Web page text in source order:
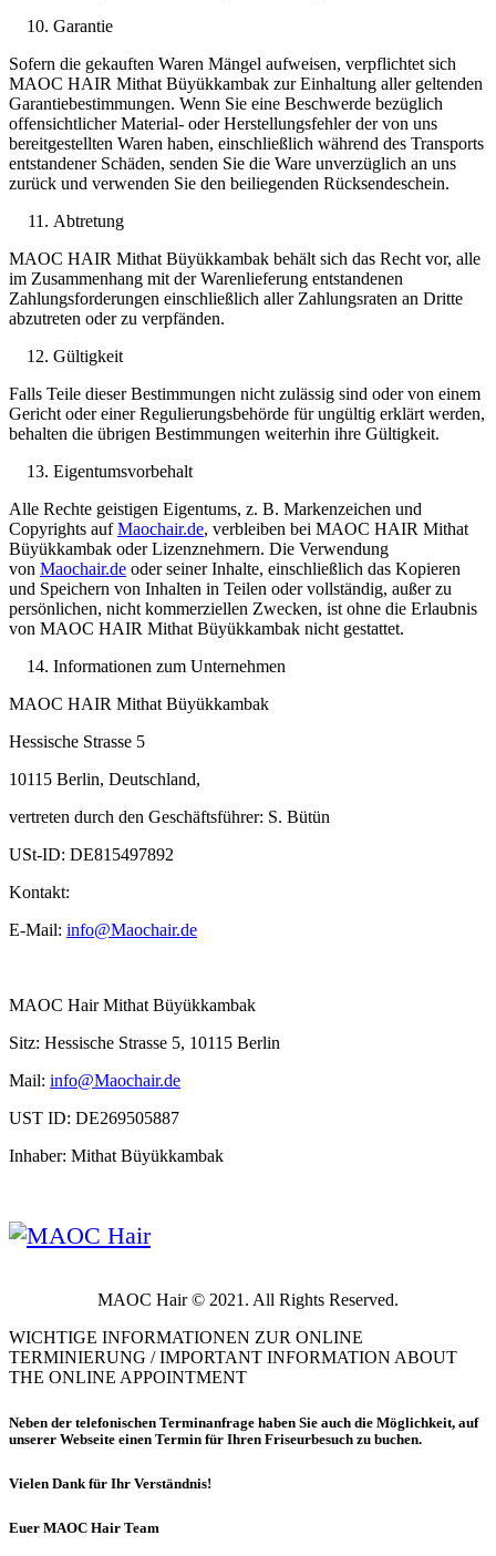
Garantie
Sofern die gekauften Waren Mängel aufweisen, verpflichtet sich
MAOC HAIR Mithat Büyükkambak zur Einhaltung aller geltenden
Garantiebestimmungen. Wenn Sie eine Beschwerde bezüglich
offensichtlicher Material- oder Herstellungsfehler der von uns
bereitgestellten Waren haben, einschließlich während des Transports
entstandener Schäden, senden Sie die Ware unverzüglich an uns
zurück und verwenden Sie den beiliegenden Rücksendeschein.
Abtretung
MAOC HAIR Mithat Büyükkambak behält sich das Recht vor, alle
im Zusammenhang mit der Warenlieferung entstandenen
Zahlungsforderungen einschließlich aller Zahlungsraten an Dritte
abzutreten oder zu verpfänden.
Gültigkeit
Falls Teile dieser Bestimmungen nicht zulässig sind oder von einem
Gericht oder einer Regulierungsbehörde für ungültig erklärt werden,
behalten die übrigen Bestimmungen weiterhin ihre Gültigkeit.
Eigentumsvorbehalt
Alle Rechte geistigen Eigentums, z. B. Markenzeichen und
Copyrights aufMaochair.de, verbleiben bei MAOC HAIR Mithat
Büyükkambak oder Lizenznehmern. Die Verwendung
von Maochair.de oder seiner Inhalte, einschließlich das Kopieren
und Speichern von Inhalten in Teilen oder vollständig, außer zu
persönlichen, nicht kommerziellen Zwecken, ist ohne die Erlaubnis
von MAOC HAIR Mithat Büyükkambak nicht gestattet.
Informationen zum Unternehmen
MAOC HAIR Mithat Büyükkambak
Hessische Strasse 5
10115 Berlin, Deutschland,
vertreten durch den Geschäftsführer: S. Bütün
USt-ID: DE815497892
Kontakt:
E-Mail: info@Maochair.de
MAOC Hair Mithat Büyükkambak
Sitz: Hessische Strasse 5, 10115 Berlin
Mail: info@Maochair.de
UST ID: DE269505887
Inhaber: Mithat Büyükkambak
MAOC Hair © 2021. All Rights Reserved.
WICHTIGE INFORMATIONEN ZUR ONLINE
TERMINIERUNG / IMPORTANT INFORMATION ABOUT
THE ONLINE APPOINTMENT
Neben der telefonischen Terminanfrage haben Sie auch die Möglichkeit, auf
unserer Webseite einen Termin für Ihren Friseurbesuch zu buchen.
Vielen Dank für Ihr Verständnis!
Euer MAOC Hair Team